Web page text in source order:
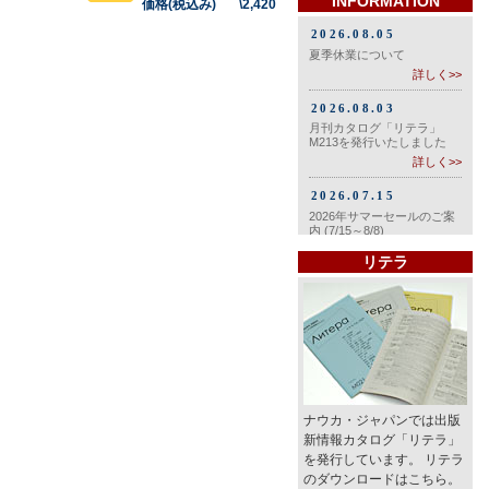
価格(税込み) \2,420
リテラ
ナウカ・ジャパンでは出版
新情報カタログ「リテラ」
を発行しています。 リテラ
のダウンロードはこちら。